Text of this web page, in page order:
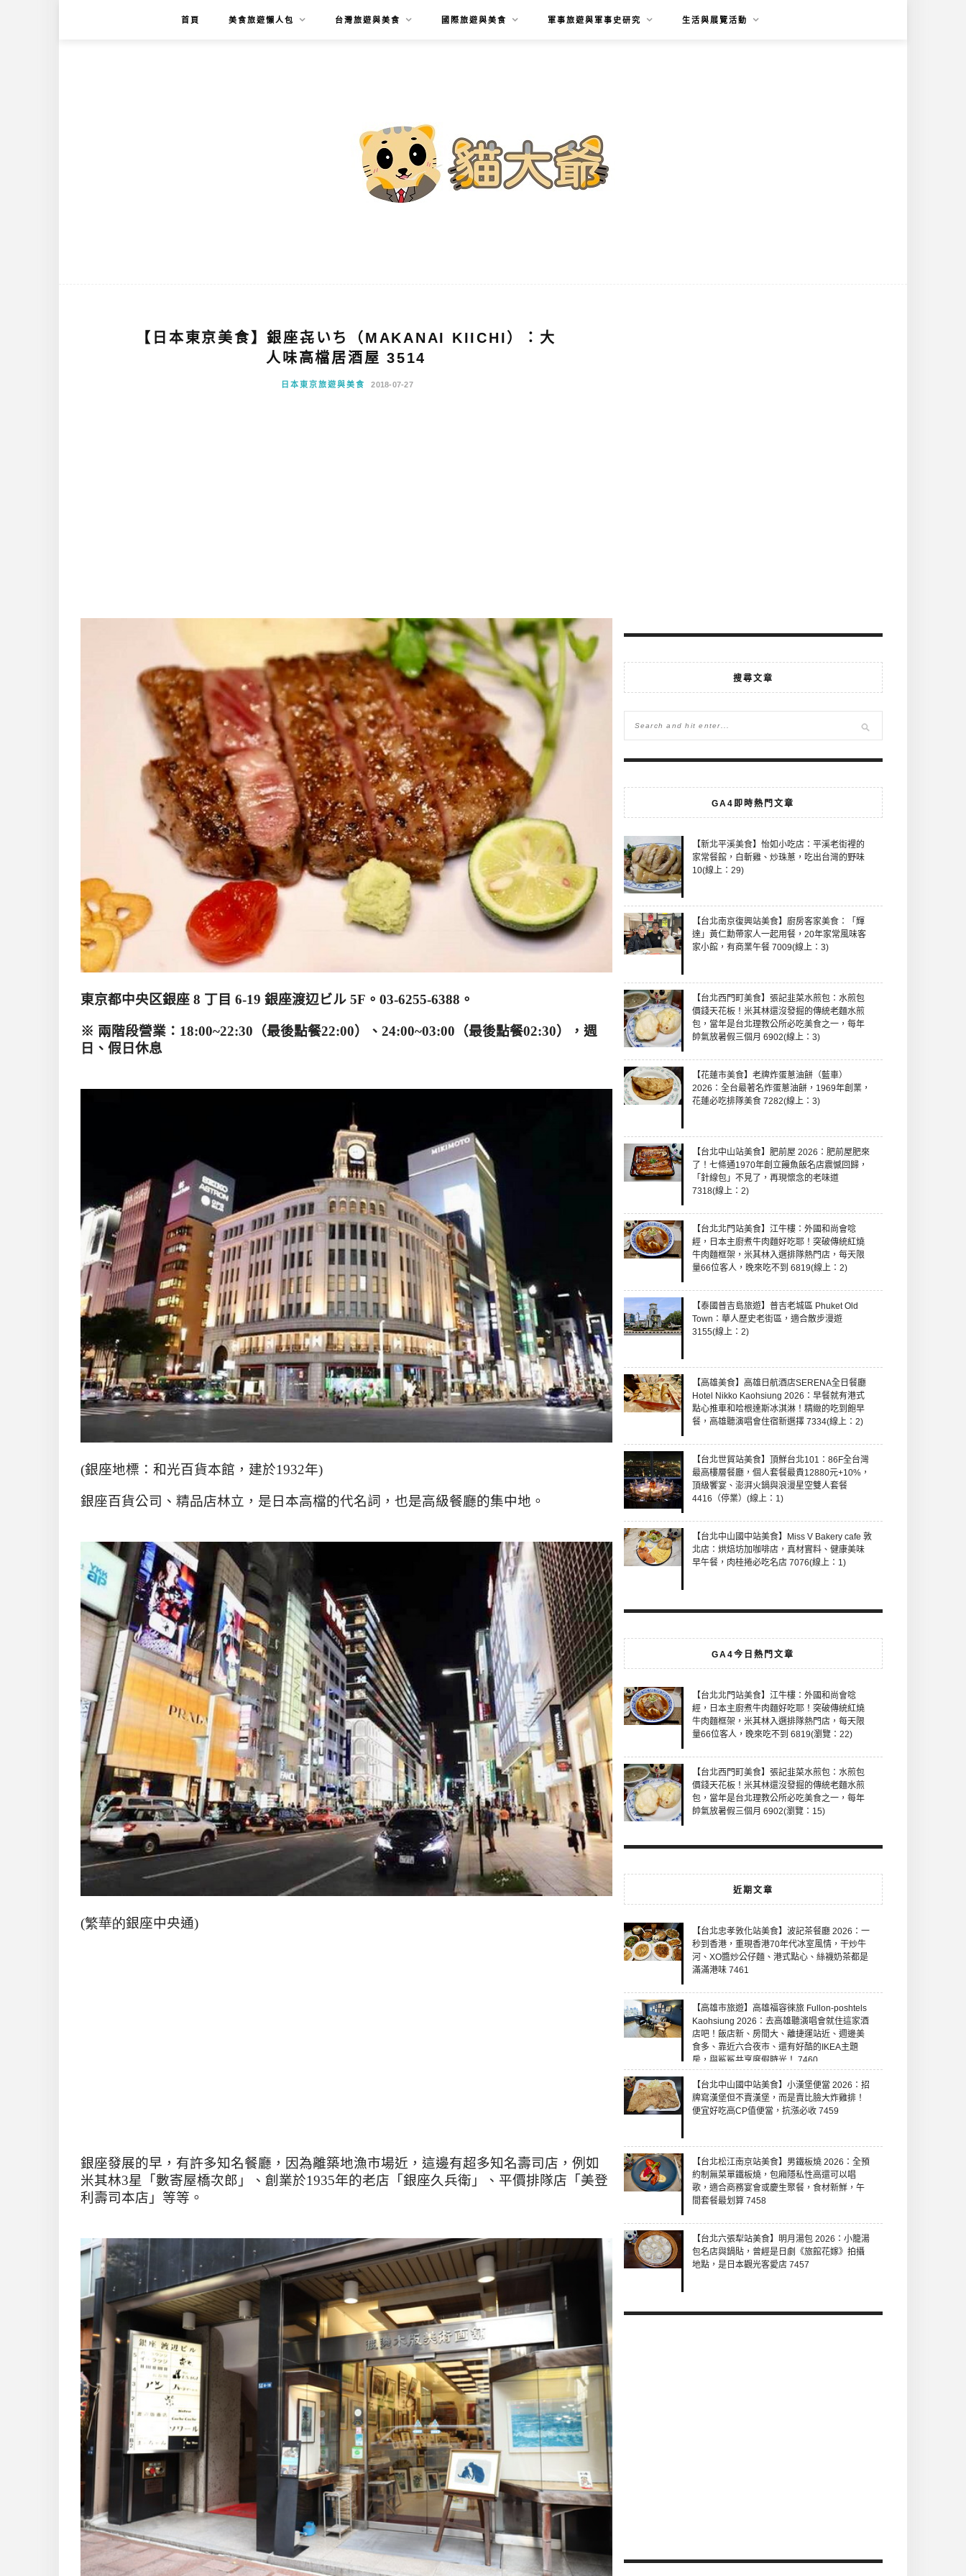
首頁 美食旅遊懶人包 台灣旅遊與美食 國際旅遊與美食 軍事旅遊與軍事史研究 生活與展覽活動
【日本東京美食】銀座㐂いち（MAKANAI KIICHI）：大
人味高檔居酒屋 3514
日本東京旅遊與美食 2018-07-27
東京都中央区銀座8 丁目 6-19 銀座渡辺ビル5F 。 03-6255-6388 。
※ 兩階段營業： 18:00~22:30 （最後點餐22:00）、 24:00~03:00 （最後點餐02:30），週
日、假日休息
(銀座地標：和光百貨本館，建於1932年)
銀座百貨公司、精品店林立，是日本高檔的代名詞，也是高級餐廳的集中地。
(繁華的銀座中央通)
銀座發展的早，有許多知名餐廳，因為離築地漁市場近，這邊有超多知名壽司店，例如
米其林3星「數寄屋橋次郎」、創業於1935年的老店「銀座久兵衛」、平價排隊店「美登
利壽司本店」等等。
搜尋文章
GA4即時熱門文章
【新北平溪美食】怡如小吃店：平溪老街裡的
家常餐館，白斬雞、炒珠蔥，吃出台灣的野味
10(線上：29)
【台北南京復興站美食】廚房客家美食：「輝
達」黃仁勳帶家人一起用餐，20年家常風味客
家小館，有商業午餐 7009(線上：3)
【台北西門町美食】張記韭菜水煎包：水煎包
價錢天花板！米其林還沒發掘的傳統老麵水煎
包，當年是台北理教公所必吃美食之一，每年
帥氣放暑假三個月 6902(線上：3)
【花蓮市美食】老牌炸蛋蔥油餅（藍車）
2026：全台最著名炸蛋蔥油餅，1969年創業，
花蓮必吃排隊美食 7282(線上：3)
【台北中山站美食】肥前屋 2026：肥前屋肥來
了！七條通1970年創立饅魚飯名店震憾回歸，
「針線包」不見了，再現懷念的老味道
7318(線上：2)
【台北北門站美食】江牛樓：外國和尚會唸
經，日本主廚煮牛肉麵好吃耶！突破傳統紅燒
牛肉麵框架，米其林入選排隊熱門店，每天限
量66位客人，晚來吃不到 6819(線上：2)
【泰國普吉島旅遊】普吉老城區 Phuket Old
Town：華人歷史老街區，適合散步漫遊
3155(線上：2)
【高雄美食】高雄日航酒店SERENA全日餐廳
Hotel Nikko Kaohsiung 2026：早餐就有港式
點心推車和哈根達斯冰淇淋！精緻的吃到飽早
餐，高雄聽演唱會住宿新選擇 7334(線上：2)
【台北世貿站美食】頂鮮台北101：86F全台灣
最高樓層餐廳，個人套餐最貴12880元+10%，
頂級饗宴、澎湃火鍋與浪漫星空雙人套餐
4416（停業）(線上：1)
【台北中山國中站美食】Miss V Bakery cafe 敦
北店：烘焙坊加咖啡店，真材實料、健康美味
早午餐，肉桂捲必吃名店 7076(線上：1)
GA4今日熱門文章
【台北北門站美食】江牛樓：外國和尚會唸
經，日本主廚煮牛肉麵好吃耶！突破傳統紅燒
牛肉麵框架，米其林入選排隊熱門店，每天限
量66位客人，晚來吃不到 6819(瀏覽：22)
【台北西門町美食】張記韭菜水煎包：水煎包
價錢天花板！米其林還沒發掘的傳統老麵水煎
包，當年是台北理教公所必吃美食之一，每年
帥氣放暑假三個月 6902(瀏覽：15)
近期文章
【台北忠孝敦化站美食】波記茶餐廳 2026：一
秒到香港，重現香港70年代冰室風情，干炒牛
河、XO醬炒公仔麵、港式點心、絲襪奶茶都是
滿滿港味 7461
【高雄市旅遊】高雄福容徠旅 Fullon-poshtels
Kaohsiung 2026：去高雄聽演唱會就住這家酒
店吧！飯店新、房間大、離捷運站近、週邊美
食多、靠近六合夜市、還有好酷的IKEA主題
房，與鯊鯊共享度假時光！ 7460
【台北中山國中站美食】小漢堡便當 2026：招
牌寫漢堡但不賣漢堡，而是賣比臉大炸雞排！
便宜好吃高CP值便當，抗漲必收 7459
【台北松江南京站美食】男鐵板燒 2026：全預
約制無菜單鐵板燒，包廂隱私性高還可以唱
歌，適合商務宴會或慶生聚餐，食材新鮮，午
間套餐最划算 7458
【台北六張犁站美食】明月湯包 2026：小籠湯
包名店與鍋貼，曾經是日劇《旅館花嫁》拍攝
地點，是日本觀光客愛店 7457